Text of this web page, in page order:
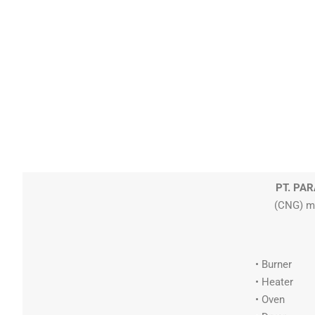
PT.
(CNG)
• Burner
• Heater
• Oven